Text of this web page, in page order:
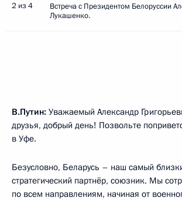
2 из 4
Встреча с Президентом Белоруссии
Лукашенко.
В.Путин: Уважаемый Александр
друзья, добрый день! Позвольте
в Уфе.
Безусловно, Беларусь – наш самый
стратегический партнёр, союзник. Мы
по всем направлениям, начиная от